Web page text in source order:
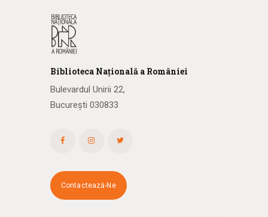
Biblioteca Națională a României
Bulevardul Unirii 22,
București 030833
Contactează-Ne